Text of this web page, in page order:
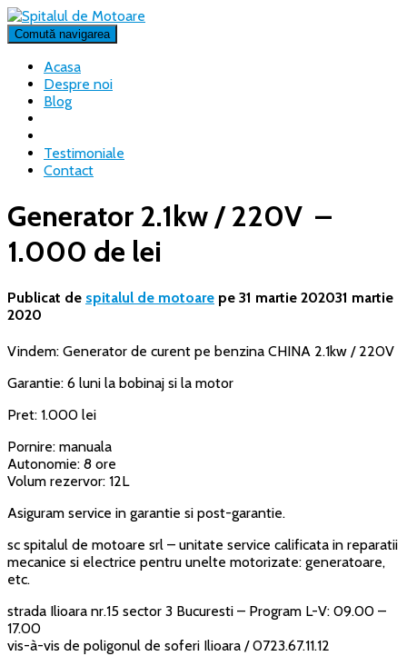
Comută navigarea
Acasa
Despre noi
Blog
Testimoniale
Contact
Generator 2.1kw / 220V –
1.000 de lei
Publicat de spitalul de motoare pe 31 martie 202031 martie
2020
Vindem: Generator de curent pe benzina CHINA 2.1kw / 220V
Garantie: 6 luni la bobinaj si la motor
Pret: 1.000 lei
Pornire: manuala
Autonomie: 8 ore
Volum rezervor: 12L
Asiguram service in garantie si post-garantie.
sc spitalul de motoare srl – unitate service calificata in reparatii
mecanice si electrice pentru unelte motorizate: generatoare,
etc.
strada Ilioara nr.15 sector 3 Bucuresti – Program L-V: 09.00 –
17.00
vis-à-vis de poligonul de soferi Ilioara /0723.67.11.12